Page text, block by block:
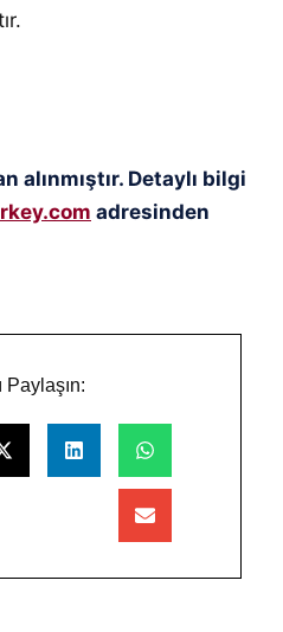
.
alınmıştır. Detaylı bilgi
adresinden
Paylaşın: